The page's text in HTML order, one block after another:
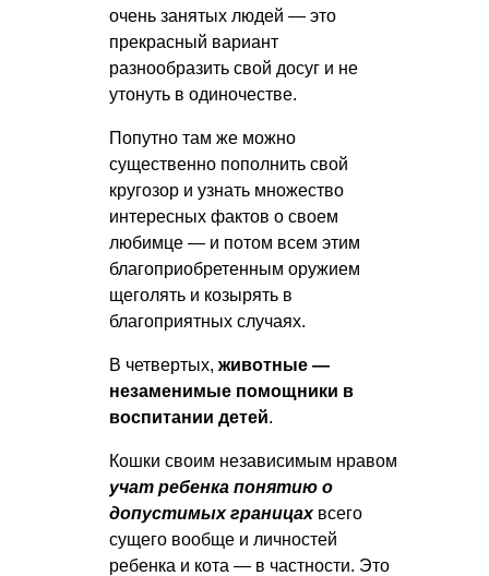
очень занятых людей — это
прекрасный вариант
разнообразить свой досуг и не
утонуть в одиночестве.
Попутно там же можно
существенно пополнить свой
кругозор и узнать множество
интересных фактов о своем
любимце — и потом всем этим
благоприобретенным оружием
щеголять и козырять в
благоприятных случаях.
В четвертых, животные —
незаменимые помощники в
воспитании детей.
Кошки своим независимым нравом
учат ребенка понятию о
допустимых границахвсего
сущего вообще и личностей
ребенка и кота — в частности. Это